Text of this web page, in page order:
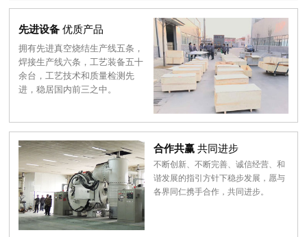
先进设备 优质产品
拥有先进真空烧结生产线五条，
焊接生产线六条，工艺装备五十
余台，工艺技术和质量检测先
进，稳居国内前三之中。
合作共赢 共同进步
不断创新、不断完善、诚信经营、和
谐发展的指引方针下稳步发展，愿与
各界同仁携手合作，共同进步。